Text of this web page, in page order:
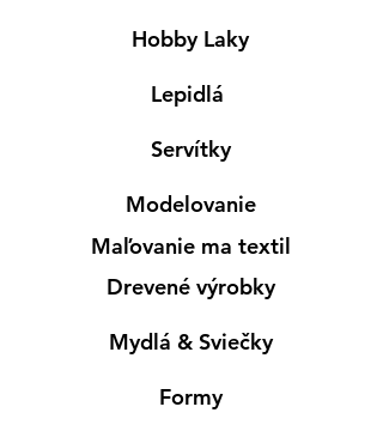
Hobby Laky
Lepidlá
Servítky
Modelovanie
Maľovanie ma textil
Drevené výrobky
Mydlá & Sviečky
Formy